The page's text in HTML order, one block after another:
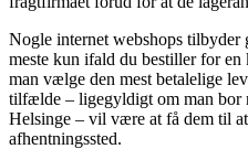
Nogle internet webshops
meste kun ifald du bestiller for
man vælge den mest betalelige
tilfælde – ligegyldigt om man bor
Helsinge – vil være at få dem til
afhentningssted.